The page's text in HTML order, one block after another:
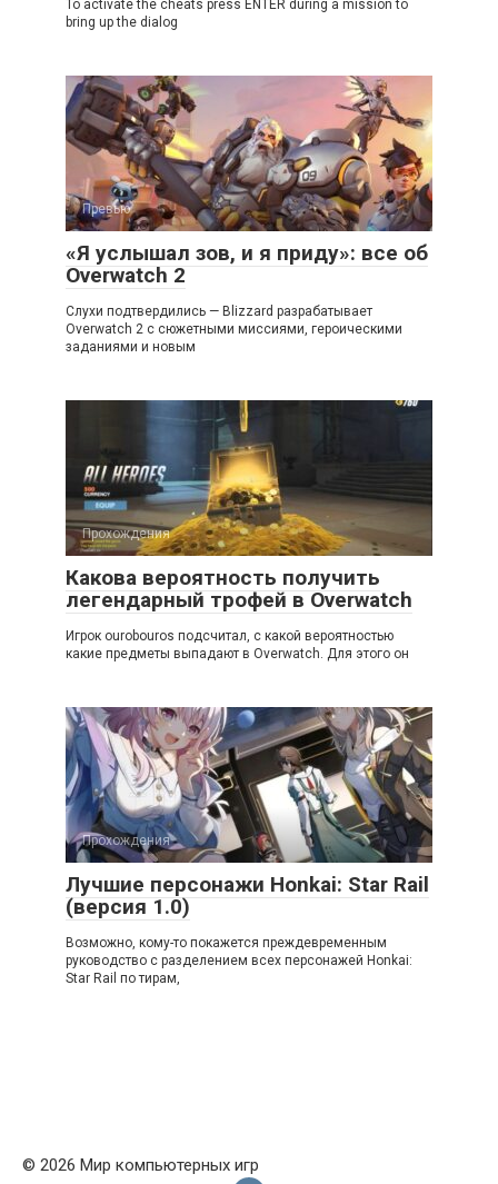
To activate the cheats press ENTER during a mission to
bring up the dialog
Превью
«Я услышал зов, и я приду»: все об
Overwatch 2
Слухи подтвердились — Blizzard разрабатывает
Overwatch 2 с сюжетными миссиями, героическими
заданиями и новым
Прохождения
Какова вероятность получить
легендарный трофей в Overwatch
Игрок ourobouros подсчитал, с какой вероятностью
какие предметы выпадают в Overwatch. Для этого он
Прохождения
Лучшие персонажи Honkai: Star Rail
(версия 1.0)
Возможно, кому-то покажется преждевременным
руководство с разделением всех персонажей Honkai:
Star Rail по тирам,
© 2026 Мир компьютерных игр